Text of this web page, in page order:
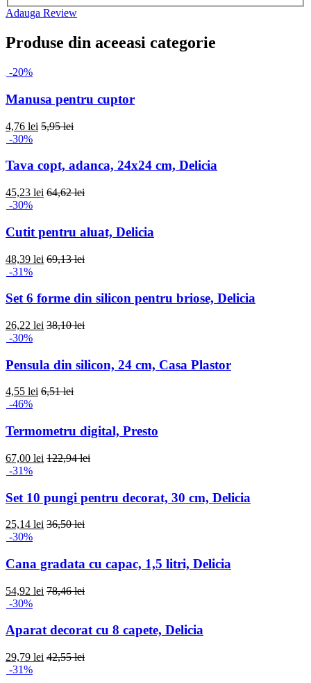
Adauga Review
Produse din aceeasi categorie
-20%
Manusa pentru cuptor
4,76 lei 5,95 lei
-30%
Tava copt, adanca, 24x24 cm, Delicia
45,23 lei 64,62 lei
-30%
Cutit pentru aluat, Delicia
48,39 lei 69,13 lei
-31%
Set 6 forme din silicon pentru briose, Delicia
26,22 lei 38,10 lei
-30%
Pensula din silicon, 24 cm, Casa Plastor
4,55 lei 6,51 lei
-46%
Termometru digital, Presto
67,00 lei 122,94 lei
-31%
Set 10 pungi pentru decorat, 30 cm, Delicia
25,14 lei 36,50 lei
-30%
Cana gradata cu capac, 1,5 litri, Delicia
54,92 lei 78,46 lei
-30%
Aparat decorat cu 8 capete, Delicia
29,79 lei 42,55 lei
-31%